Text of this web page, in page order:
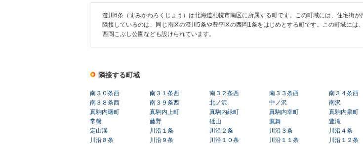
澄川6条（すみかわろくじょう）は北海道札幌市南区に所属する町です。この町域には、住宅街
隣接しているのは、同じ南区の澄川5条や豊平区の西岡1条をはじめとする町です。この町域には
西岡こぶし公園なども設けられています。
隣接する町域
南３０条西 南３１条西 南３２条西 南３３条西 南３４条西
南３８条西
南３９条西 北ノ沢 中ノ沢 南沢
真駒内曙町
真駒内上町 真駒内緑町 真駒内幸町 真駒内泉町
常盤
藤野 砥山 簾舞 豊滝
定山渓
川沿１条 川沿２条 川沿３条 川沿４条
川沿８条
川沿９条 川沿１０条 川沿１１条 川沿１２条